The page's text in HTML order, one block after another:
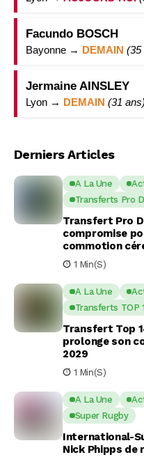
Facundo BOSCH
Bayonne → DEMAIN (35
Jermaine AINSLEY
Lyon → DEMAIN (31 ans)
Derniers Articles
A La Une
Transferts Pro
Transfert Pro
compromise
commotion
1 Min(s)
A La Une
Transferts TOP
Transfert Top
prolonge son
2029
1 Min(s)
A La Une
Super Rugby
International-
Nick Phipps de